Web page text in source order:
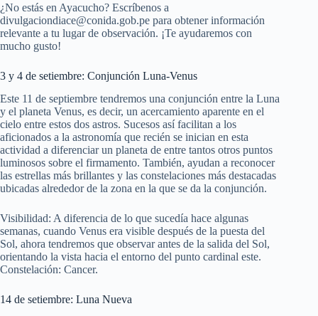
¿No estás en Ayacucho? Escríbenos a
divulgaciondiace@conida.gob.pe para obtener información
relevante a tu lugar de observación. ¡Te ayudaremos con
mucho gusto!
3 y 4 de setiembre: Conjunción Luna-Venus
Este 11 de septiembre tendremos una conjunción entre la Luna
y el planeta Venus, es decir, un acercamiento aparente en el
cielo entre estos dos astros. Sucesos así facilitan a los
aficionados a la astronomía que recién se inician en esta
actividad a diferenciar un planeta de entre tantos otros puntos
luminosos sobre el firmamento. También, ayudan a reconocer
las estrellas más brillantes y las constelaciones más destacadas
ubicadas alrededor de la zona en la que se da la conjunción.
Visibilidad: A diferencia de lo que sucedía hace algunas
semanas, cuando Venus era visible después de la puesta del
Sol, ahora tendremos que observar antes de la salida del Sol,
orientando la vista hacia el entorno del punto cardinal este.
Constelación: Cancer.
14 de setiembre: Luna Nueva